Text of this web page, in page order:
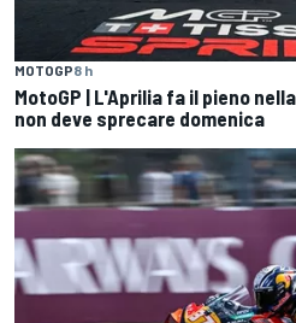
MOTOGP8 h
MotoGP | L'Aprilia fa il pieno
non deve sprecare domenica